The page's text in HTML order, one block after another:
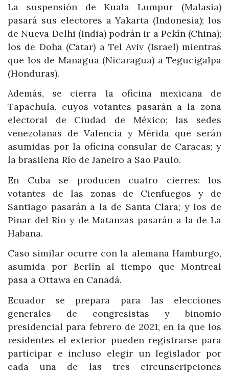
La suspensión de Kuala Lumpur (Malasia)
pasará sus electores a Yakarta (Indonesia); los
de Nueva Delhi (India) podrán ir a Pekín (China);
los de Doha (Catar) a Tel Aviv (Israel) mientras
que los de Managua (Nicaragua) a Tegucigalpa
(Honduras).
Además, se cierra la oficina mexicana de
Tapachula, cuyos votantes pasarán a la zona
electoral de Ciudad de México; las sedes
venezolanas de Valencia y Mérida que serán
asumidas por la oficina consular de Caracas; y
la brasileña Río de Janeiro a Sao Paulo.
En Cuba se producen cuatro cierres: los
votantes de las zonas de Cienfuegos y de
Santiago pasarán a la de Santa Clara; y los de
Pinar del Río y de Matanzas pasarán a la de La
Habana.
Caso similar ocurre con la alemana Hamburgo,
asumida por Berlín al tiempo que Montreal
pasa a Ottawa en Canadá.
Ecuador se prepara para las elecciones
generales de congresistas y binomio
presidencial para febrero de 2021, en la que los
residentes el exterior pueden registrarse para
participar e incluso elegir un legislador por
cada una de las tres circunscripciones